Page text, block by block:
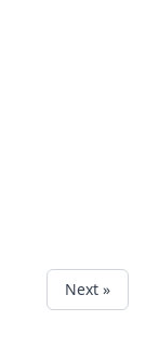
Next »